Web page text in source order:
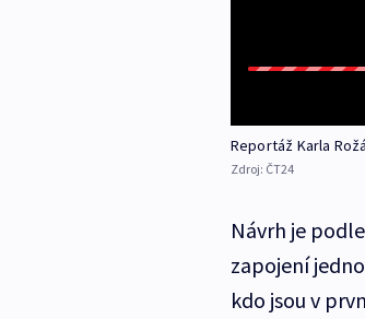
Reportáž Karla
Zdroj: ČT24
Návrh je
zapojení
kdo jsou v